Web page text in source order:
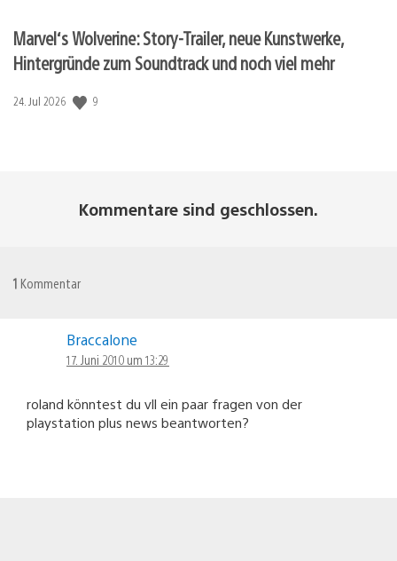
Marvel‘s Wolverine: Story-Trailer, neue Kunstwerke,
Hintergründe zum Soundtrack und noch viel mehr
Veröffentlichungsdatum:
24. Jul 2026 9
Kommentare sind geschlossen.
1 Kommentar
Braccalone
17. Juni 2010 um 13:29
roland könntest du vll ein paar fragen von der
playstation plus news beantworten?